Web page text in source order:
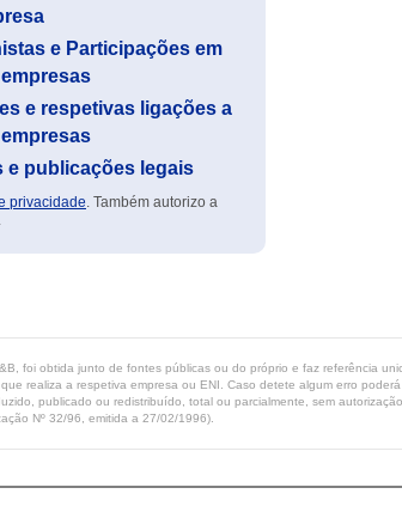
e Participações em
e respetivas ligações a
e publicações legais
privacidade. Também autorizo a
foi obtida junto de fontes públicas ou do próprio e faz referência
realiza a respetiva empresa ou ENI. Caso detete algum erro
publicado ou redistribuído, total ou parcialmente, sem
Nº 32/96, emitida a 27/02/1996).